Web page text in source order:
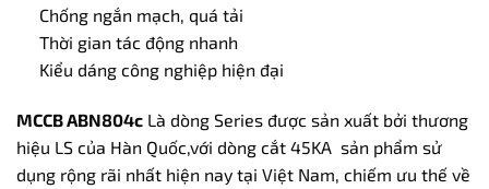
Chống ngắn mạch, quá tải
Thời gian tác động nhanh
Kiểu dáng công nghiệp hiện đại
MCCB ABN804c Là dòng Series được sản xuất bởi thương
hiệu LS của Hàn Quốc,với dòng cắt 45KA sản phẩm sử
dụng rộng rãi nhất hiện nay tại Việt Nam, chiếm ưu thế về